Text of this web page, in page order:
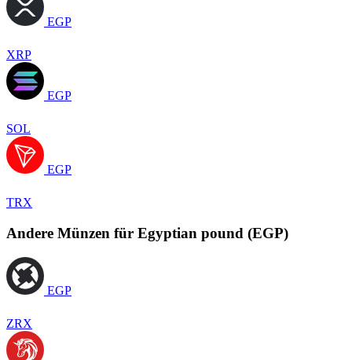
EGP
XRP
EGP
SOL
EGP
TRX
Andere Münzen für Egyptian pound (EGP)
EGP
ZRX